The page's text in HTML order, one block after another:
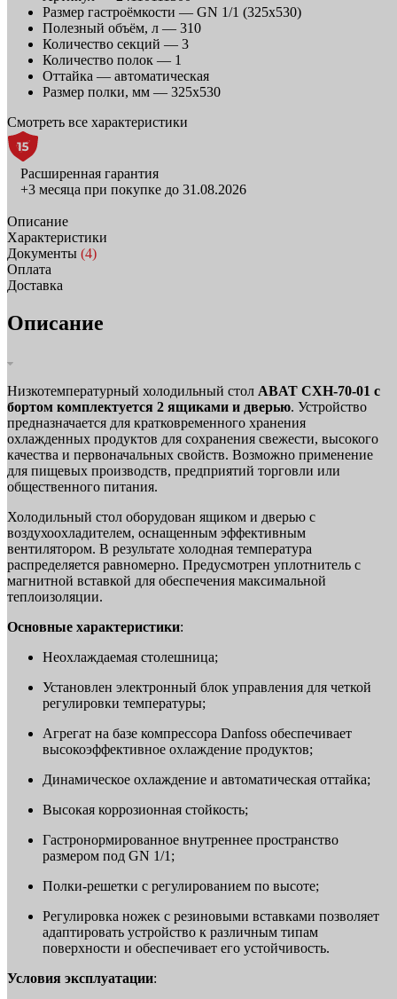
Размер гастроёмкости — GN 1/1 (325х530)
Полезный объём, л — 310
Количество секций — 3
Количество полок — 1
Оттайка — автоматическая
Размер полки, мм — 325х530
Смотреть все характеристики
Расширенная гарантия
+3 месяца при покупке до 31.08.2026
Описание
Характеристики
Документы (4)
Оплата
Доставка
Описание
Низкотемпературный холодильный стол ABAT СХН-70-01 с
бортом комплектуется 2 ящиками и дверью. Устройство
предназначается для кратковременного хранения
охлажденных продуктов для сохранения свежести, высокого
качества и первоначальных свойств. Возможно применение
для пищевых производств, предприятий торговли или
общественного питания.
Холодильный стол оборудован ящиком и дверью с
воздухоохладителем, оснащенным эффективным
вентилятором. В результате холодная температура
распределяется равномерно. Предусмотрен уплотнитель с
магнитной вставкой для обеспечения максимальной
теплоизоляции.
Основные характеристики:
Неохлаждаемая столешница;
Установлен электронный блок управления для четкой
регулировки температуры;
Агрегат на базе компрессора Danfoss обеспечивает
высокоэффективное охлаждение продуктов;
Динамическое охлаждение и автоматическая оттайка;
Высокая коррозионная стойкость;
Гастронормированное внутреннее пространство
размером под GN 1/1;
Полки-решетки с регулированием по высоте;
Регулировка ножек с резиновыми вставками позволяет
адаптировать устройство к различным типам
поверхности и обеспечивает его устойчивость.
Условия эксплуатации: